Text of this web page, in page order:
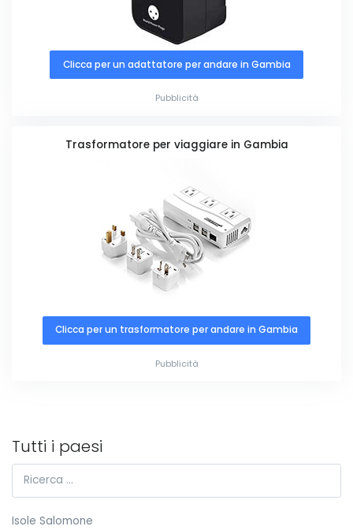
Clicca per un adattatore per andare in Gambia
Pubblicità
Trasformatore per viaggiare in Gambia
Clicca per un trasformatore per andare in Gambia
Pubblicità
Tutti i paesi
Isole Salomone